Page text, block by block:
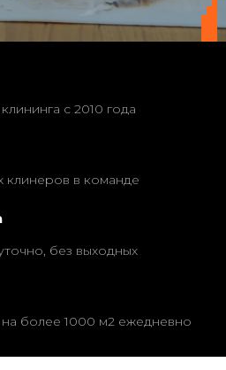
с 2010 года
клинеров в команде
без выходных
более 1000 м2 ежедневно